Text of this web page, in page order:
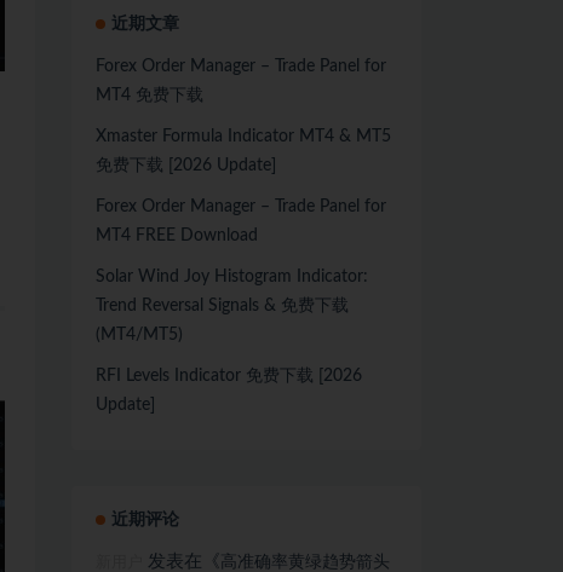
近期文章
Forex Order Manager – Trade Panel for
MT4 免费下载
Xmaster Formula Indicator MT4 & MT5
免费下载 [2026 Update]
Forex Order Manager – Trade Panel for
MT4 FREE Download
Solar Wind Joy Histogram Indicator:
Trend Reversal Signals & 免费下载
(MT4/MT5)
RFI Levels Indicator 免费下载 [2026
Update]
近期评论
发表在《 高准确率黄绿趋势箭头